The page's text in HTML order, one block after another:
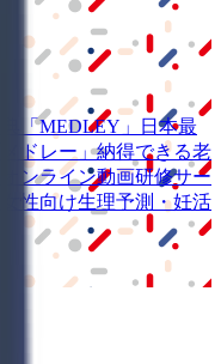
「MEDLEY」
日本最
メドレー」納得できる老
オンライン動画研修サー
女性向け生理予測・妊活